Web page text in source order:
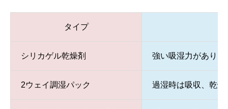
タイプ
シリカゲル乾燥剤 強い吸湿力があり
2ウェイ調湿パック 過湿時は吸収、乾